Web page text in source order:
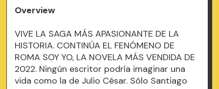
Overview
VIVE LA SAGA MÁS APASIONANTE DE LA
HISTORIA. CONTINÚA EL FENÓMENO DE
ROMA SOY YO, LA NOVELA MÁS VENDIDA DE
2022. Ningún escritor podría imaginar una
vida como la de Julio César. Sólo Santiago